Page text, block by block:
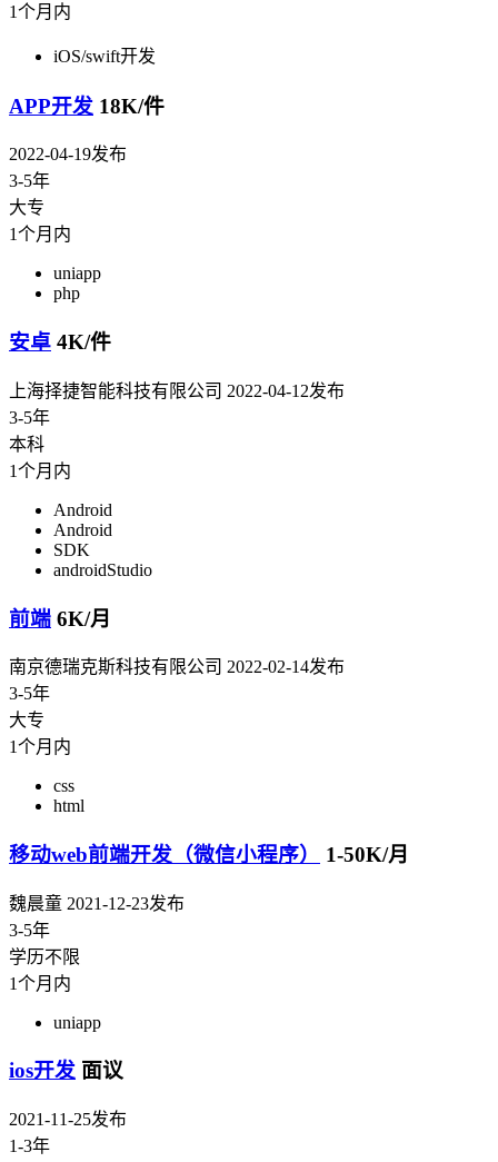
1个月内
iOS/swift开发
APP开发 18K/件
2022-04-19发布
3-5年
大专
1个月内
uniapp
php
安卓 4K/件
上海择捷智能科技有限公司 2022-04-12发布
3-5年
本科
1个月内
Android
Android
SDK
androidStudio
前端 6K/月
南京德瑞克斯科技有限公司 2022-02-14发布
3-5年
大专
1个月内
css
html
移动web前端开发（微信小程序） 1-50K/月
魏晨童 2021-12-23发布
3-5年
学历不限
1个月内
uniapp
ios开发 面议
2021-11-25发布
1-3年